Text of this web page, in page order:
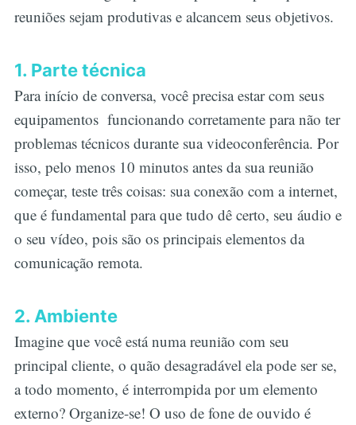
reuniões sejam produtivas e alcancem seus objetivos.
1. Parte técnica
Para início de conversa, você precisa estar com seus
equipamentos funcionando corretamente para não ter
problemas técnicos durante sua videoconferência. Por
isso, pelo menos 10 minutos antes da sua reunião
começar, teste três coisas: sua conexão com a internet,
que é fundamental para que tudo dê certo, seu áudio e
o seu vídeo, pois são os principais elementos da
comunicação remota.
2. Ambiente
Imagine que você está numa reunião com seu
principal cliente, o quão desagradável ela pode ser se,
a todo momento, é interrompida por um elemento
externo? Organize-se! O uso de fone de ouvido é